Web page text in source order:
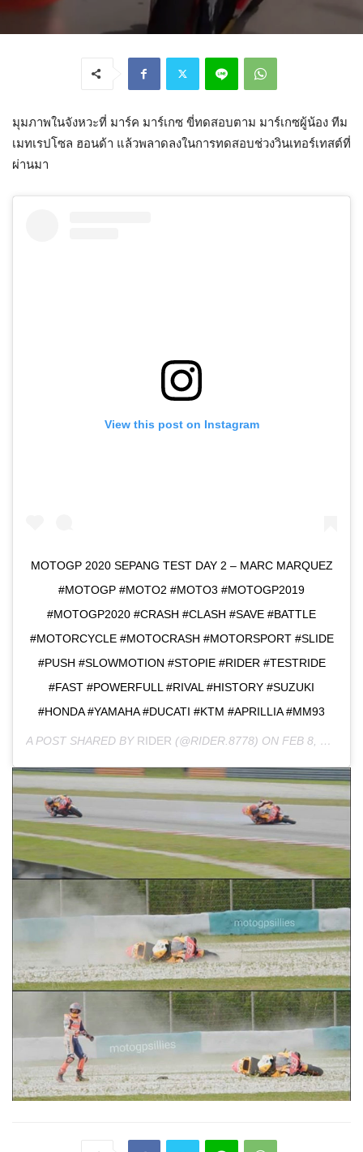
มุมภาพในจังหวะที่ มาร์ค มาร์เกซ ขี่ทดสอบตาม มาร์เกซผู้น้อง ทีม
เมทเรปโซล ฮอนด้า แล้วพลาดลงในการทดสอบช่วงวินเทอร์เทสต์ที่
ผ่านมา
View this post on Instagram
MOTOGP 2020 SEPANG TEST DAY 2 – MARC MARQUEZ
#MOTOGP #MOTO2 #MOTO3 #MOTOGP2019
#MOTOGP2020 #CRASH #CLASH #SAVE #BATTLE
#MOTORCYCLE #MOTOCRASH #MOTORSPORT #SLIDE
#PUSH #SLOWMOTION #STOPIE #RIDER #TESTRIDE
#FAST #POWERFULL #RIVAL #HISTORY #SUZUKI
#HONDA #YAMAHA #DUCATI #KTM #APRILLIA #MM93
A POST SHARED BY RIDER (@RIDER.8778) ON FEB 8, 2020 AT 8:07PM PST